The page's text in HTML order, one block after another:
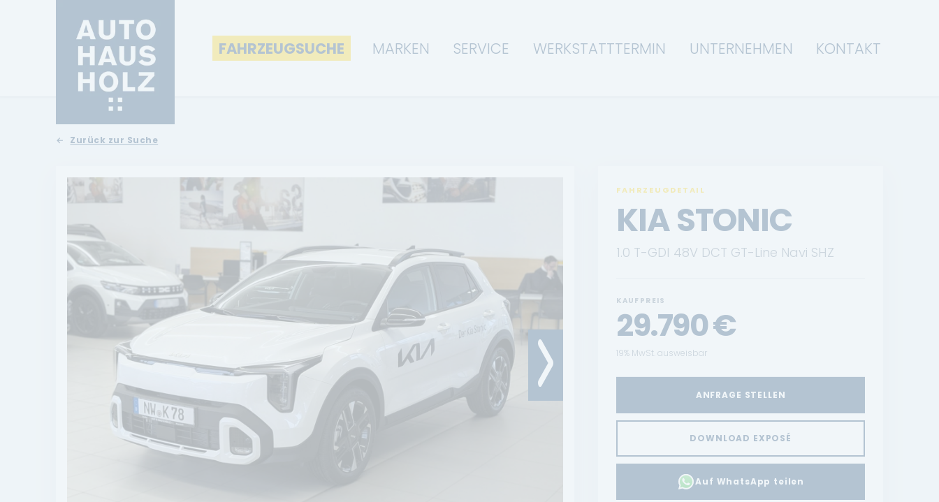
FAHRZEUGSUCHE MARKEN SERVICE WERKSTATTTERMIN UNTERNEHMEN KONTAKT
Zurück zur Suche
FAHRZEUGDETAIL
KIA STONIC
1.0 T-GDI 48V DCT GT-Line Navi SHZ
KAUFPREIS
29.790€
19% MwSt. ausweisbar
ANFRAGE STELLEN
DOWNLOAD EXPOSÉ
Auf WhatsApp teilen